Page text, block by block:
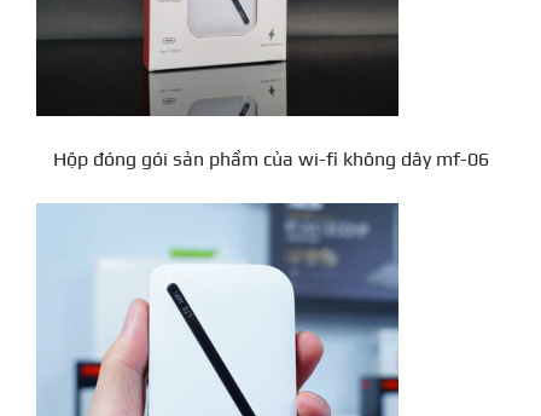
Hộp đóng gói sản phẩm của wi-fi không dây mf-06